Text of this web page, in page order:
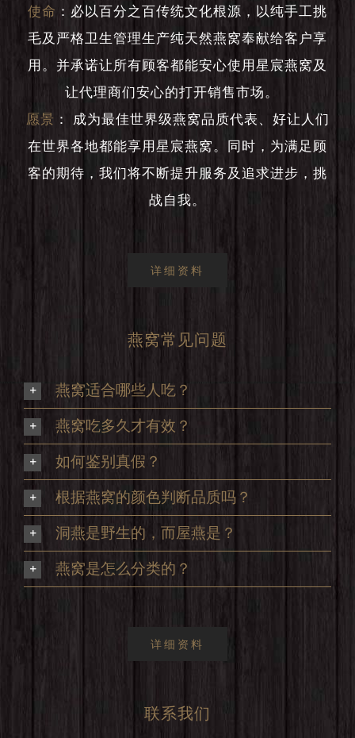
使命 ： 必以百分之百传统文化根源，以纯手工挑
毛及严格卫生管理生产纯天然燕窝奉献给客户享
用。并承诺让所有顾客都能安心使用星宸燕窝及
让代理商们安心的打开销售市场。
愿景 ：
成为最佳世界级燕窝品质代表、好让人们
在世界各地都能享用星宸燕窝。同时，为满足顾
客的期待，我们将不断提升服务及追求进步，挑
战自我。
详细资料
燕窝常见问题
燕窝适合哪些人吃？
燕窝吃多久才有效？
如何鉴别真假？
根据燕窝的颜色判断品质吗？
洞燕是野生的，而屋燕是？
燕窝是怎么分类的？
详细资料
联系我们